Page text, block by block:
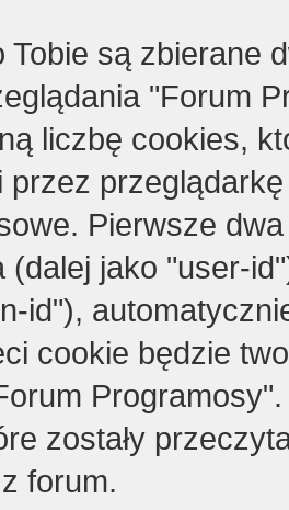
Tobie są zbierane
"Forum
liczbę cookies,
przez
Pierwsze
(dalej jako "user-
id"),
cookie będzie
zostały
forum.